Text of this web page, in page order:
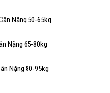
Nặng 50-65kg
Nặng 65-80kg
Nặng 80-95kg